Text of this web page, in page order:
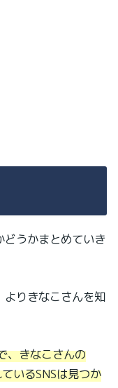
どうかまとめていき
よりきなこさんを知
、きなこさんの
いるSNSは見つか